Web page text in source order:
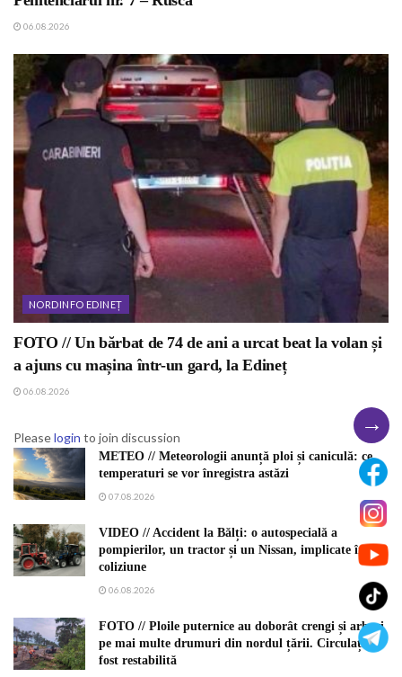
06.08.2026
NORDINFO EDINEȚ
FOTO // Un bărbat de 74 de ani a urcat beat la volan și
a ajuns cu mașina într-un gard, la Edineț
06.08.2026
Pleaselogin to join discussion
METEO // Meteorologii anunță ploi și caniculă: ce
temperaturi se vor înregistra astăzi
07.08.2026
VIDEO // Accident la Bălți: o autospecială a
pompierilor, un tractor și un Nissan, implicate în
coliziune
06.08.2026
FOTO // Ploile puternice au doborât crengi și arbori
pe mai multe drumuri din nordul țării. Circulația a
fost restabilită
→